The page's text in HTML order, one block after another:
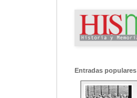
Entradas populares